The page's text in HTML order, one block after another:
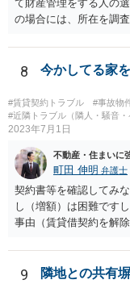
て財産管理をする人の
の場合には、所在を調
8 今かしてる家
#賃貸契約トラブル #事故物
#近隣トラブル（隣人・騒音・
2023年7月1日
不動産・住まいに
町田 伸明 弁護士
契約書等を確認してみ
し（増額）は困難です
事由（賃貸借契約を解
めることができる状況
取りの交渉をすること
9 隣地との共有